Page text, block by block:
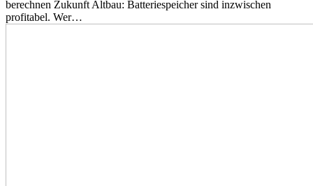
berechnen Zukunft Altbau: Batteriespeicher sind inzwischen
profitabel. Wer…